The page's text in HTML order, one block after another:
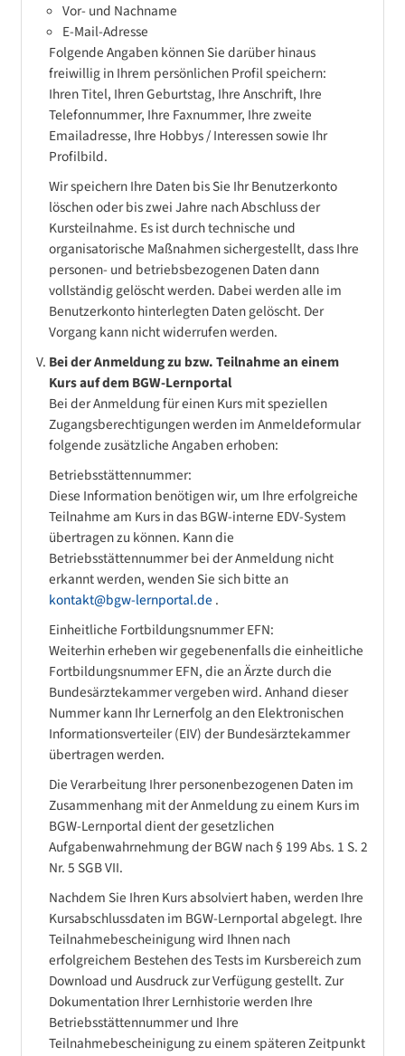
Vor- und Nachname
E-Mail-Adresse
Folgende Angaben können Sie darüber hinaus
freiwillig in Ihrem persönlichen Profil speichern:
Ihren Titel, Ihren Geburtstag, Ihre Anschrift, Ihre
Telefonnummer, Ihre Faxnummer, Ihre zweite
Emailadresse, Ihre Hobbys / Interessen sowie Ihr
Profilbild.
Wir speichern Ihre Daten bis Sie Ihr Benutzerkonto
löschen oder bis zwei Jahre nach Abschluss der
Kursteilnahme. Es ist durch technische und
organisatorische Maßnahmen sichergestellt, dass Ihre
personen- und betriebsbezogenen Daten dann
vollständig gelöscht werden. Dabei werden alle im
Benutzerkonto hinterlegten Daten gelöscht. Der
Vorgang kann nicht widerrufen werden.
Bei der Anmeldung zu bzw. Teilnahme an einem
Kurs auf dem BGW-Lernportal
Bei der Anmeldung für einen Kurs mit speziellen
Zugangsberechtigungen werden im Anmeldeformular
folgende zusätzliche Angaben erhoben:
Betriebsstättennummer:
Diese Information benötigen wir, um Ihre erfolgreiche
Teilnahme am Kurs in das BGW-interne EDV-System
übertragen zu können. Kann die
Betriebsstättennummer bei der Anmeldung nicht
erkannt werden, wenden Sie sich bitte an
kontakt@bgw-lernportal.de .
Einheitliche Fortbildungsnummer EFN:
Weiterhin erheben wir gegebenenfalls die einheitliche
Fortbildungsnummer EFN, die an Ärzte durch die
Bundesärztekammer vergeben wird. Anhand dieser
Nummer kann Ihr Lernerfolg an den Elektronischen
Informationsverteiler (EIV) der Bundesärztekammer
übertragen werden.
Die Verarbeitung Ihrer personenbezogenen Daten im
Zusammenhang mit der Anmeldung zu einem Kurs im
BGW-Lernportal dient der gesetzlichen
Aufgabenwahrnehmung der BGW nach § 199 Abs. 1 S. 2
Nr. 5 SGB VII.
Nachdem Sie Ihren Kurs absolviert haben, werden Ihre
Kursabschlussdaten im BGW-Lernportal abgelegt. Ihre
Teilnahmebescheinigung wird Ihnen nach
erfolgreichem Bestehen des Tests im Kursbereich zum
Download und Ausdruck zur Verfügung gestellt. Zur
Dokumentation Ihrer Lernhistorie werden Ihre
Betriebsstättennummer und Ihre
Teilnahmebescheinigung zu einem späteren Zeitpunkt